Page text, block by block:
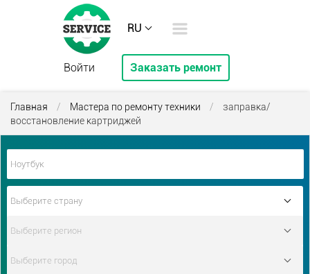
RU
Войти Заказать ремонт
Главная / Мастера по ремонту техники /
заправка/
восстановление картриджей